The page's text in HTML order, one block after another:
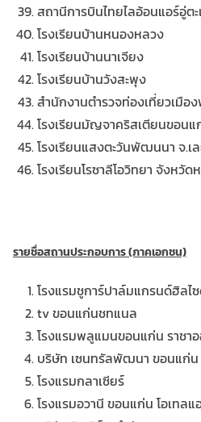
สถานีการบินไทยไลอ้อนแอร์อู่ตะ
โรงเรียนบ้านหนองหลวง
โรงเรียนบ้านนาเจียง
โรงเรียนบ้านวังสะพุง
สำนักงานตำรวจท่องเที่ยวเมือ
โรงเรียนมัญจาคริสเตียนขอนแ
โรงเรียนแสงตะวันพัฒนนา จ.เ
โรงเรียนโรซาลีโอวิทยา จังหวั
รายชื่อสถานประกอบการ (ภาคเอกชน)
โรงแรมชูการ์ปาล์มแกรนด์ฮิลไ
tv ขอนแก่นชทแนล
โรงแรมพลูแมนขอนแก่น ราชา
บริษัท เซนทรัลพัฒนา ขอนแก่น
โรงแรมกลาเซียร์
โรงแรมอวานี ขอนแก่น โอเทล